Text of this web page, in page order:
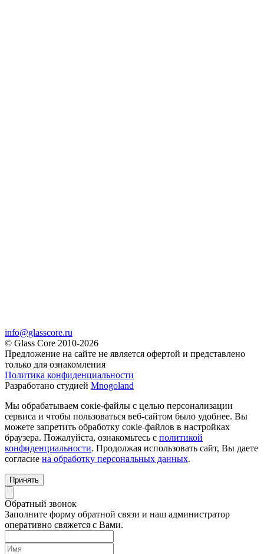
info@glasscore.ru
© Glass Core 2010-2026
Предложение на сайте не является офертой и представлено
только для ознакомления
Политика конфиденциальности
Разработано студией Mnogoland
Мы обрабатываем сокіе-файлы с целью персонализации
сервиса и чтобы пользоваться веб-сайтом было удобнее. Вы
можете запретить обработку сокіе-файлов в настройках
браузера. Пожалуйста, ознакомьтесь с политикой
конфиденциальности. Продолжая использовать сайт, Вы даете
согласие на обработку персональных данных.
Принять
Обратный звонок
Заполните форму обратной связи и наш администратор
оперативно свяжется с Вами.